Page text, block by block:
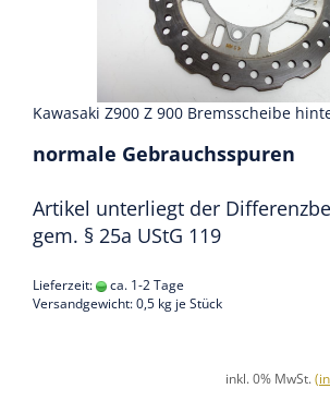
Kawasaki Z900 Z 900 Bremsscheibe
normale
Artikel unterliegt der
gem. § 25a UStG 119
Lieferzeit:
ca. 1-2 Tage
Versandgewicht:0,5 kg je Stück
inkl. 0% MwSt.